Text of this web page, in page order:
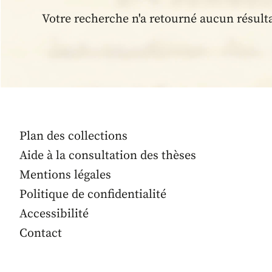
Votre recherche n'a retourné aucun
Plan des collections
Aide à la consultation des thèses
Mentions légales
Politique de confidentialité
Accessibilité
Contact